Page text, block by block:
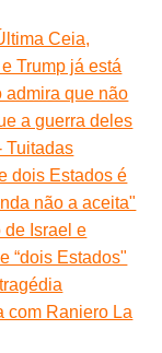
Ceia,
Trump já está
admira que não
a guerra deles
Tuitadas
dois Estados é
não a aceita"
de Israel e
“dois Estados"
com Raniero La